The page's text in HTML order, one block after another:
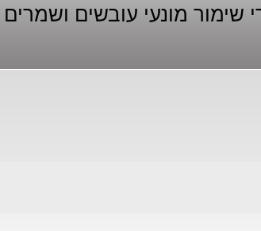
שימור מונעי עובשים ושמרים